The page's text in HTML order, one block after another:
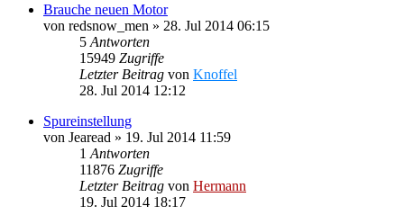
Brauche neuen Motor
von redsnow_men » 28. Jul 2014 06:15
5 Antworten
15949 Zugriffe
Letzter Beitrag von Knoffel
28. Jul 2014 12:12
Spureinstellung
von Jearead » 19. Jul 2014 11:59
1 Antworten
11876 Zugriffe
Letzter Beitrag von Hermann
19. Jul 2014 18:17